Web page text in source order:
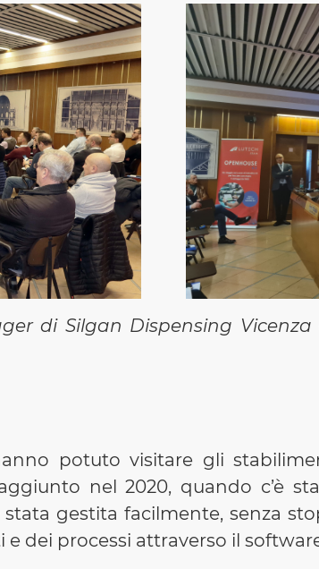
di Silgan Dispensing
potuto visitare gli
nel 2020, quando c’è
gestita facilmente, senza
dei processi attraverso il software